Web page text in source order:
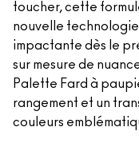
toucher, cette
nouvelle
impactante dès le
sur mesure de
Palette Fard à
rangement et un
couleurs